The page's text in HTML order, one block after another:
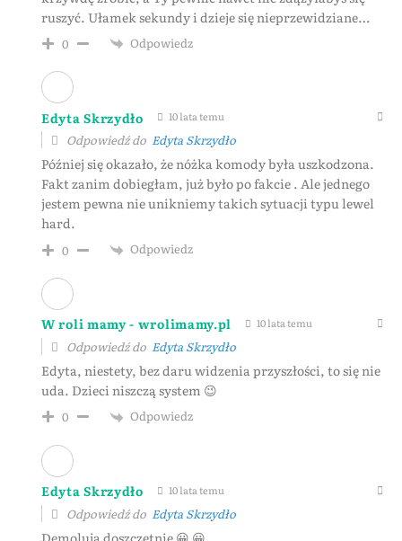
ruszyć. Ułamek sekundy i dzieje się nieprzewidziane…
0 Odpowiedz
Edyta Skrzydło 10 lata temu
Odpowiedź do Edyta Skrzydło
Później się okazało, że nóżka komody była uszkodzona.
Fakt zanim dobiegłam, już było po fakcie . Ale jednego
jestem pewna nie unikniemy takich sytuacji typu lewel
hard.
0 Odpowiedz
W roli mamy - wrolimamy.pl 10 lata temu
Odpowiedź do Edyta Skrzydło
Edyta, niestety, bez daru widzenia przyszłości, to się nie
uda. Dzieci niszczą system 😉
0 Odpowiedz
Edyta Skrzydło 10 lata temu
Odpowiedź do Edyta Skrzydło
Demolują doszczętnie 😀 😀